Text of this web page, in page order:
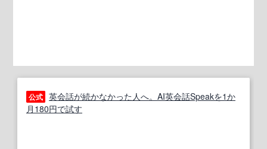
公式 英会話が続かなかった人へ。AI英会話Speakを1か
月180円で試す